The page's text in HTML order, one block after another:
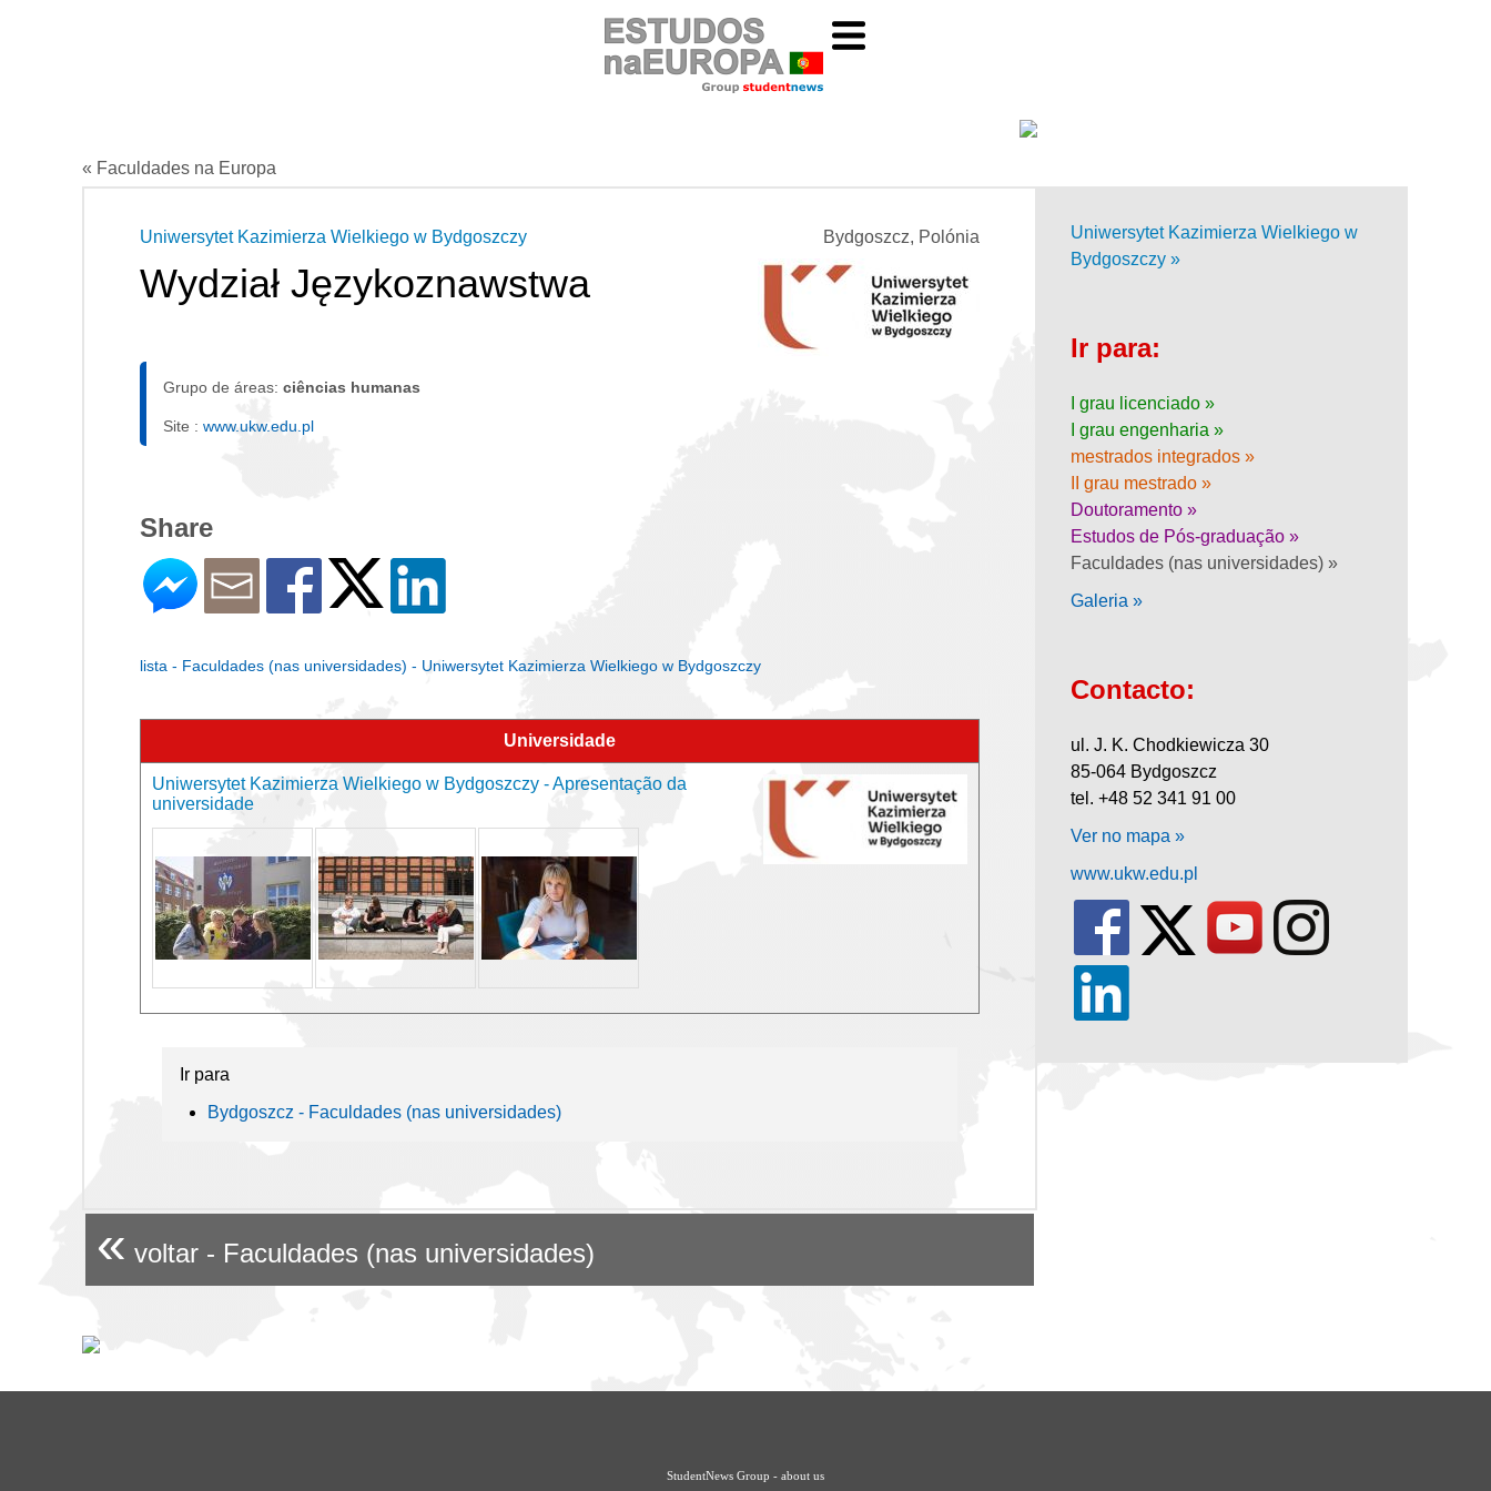
« Faculdades na Europa
Bydgoszcz, Polónia
Uniwersytet Kazimierza Wielkiego w Bydgoszczy
Wydział Językoznawstwa
Grupo de áreas: ciências humanas
Site : www.ukw.edu.pl
Share
lista - Faculdades (nas universidades) - Uniwersytet Kazimierza Wielkiego w Bydgoszczy
Universidade
Uniwersytet Kazimierza Wielkiego w Bydgoszczy - Apresentação da
universidade
Ir para
Bydgoszcz - Faculdades (nas universidades)
« voltar - Faculdades (nas universidades)
Uniwersytet Kazimierza Wielkiego w
Bydgoszczy »
Ir para:
I grau licenciado »
I grau engenharia »
mestrados integrados »
II grau mestrado »
Doutoramento »
Estudos de Pós-graduação »
Faculdades (nas universidades) »
Galeria »
Contacto:
ul. J. K. Chodkiewicza 30
85-064 Bydgoszcz
tel. +48 52 341 91 00
Ver no mapa »
www.ukw.edu.pl
StudentNews Group - about us